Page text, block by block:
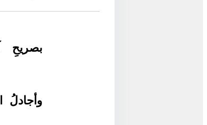
بصريحِ
وأجادلُ